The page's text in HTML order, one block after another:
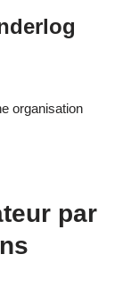
organisation
par